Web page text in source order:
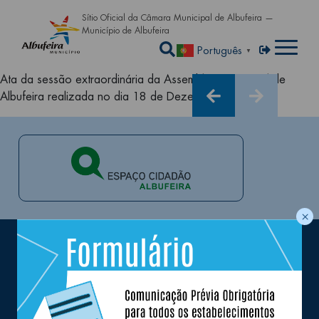
Passar para o conteúdo
Sítio Oficial da Câmara Municipal de Albufeira —
Município de Albufeira
Abrir a caixa de
Português ▼ Menu de
Entrar
Ata da sessão extraordinária da Assembleia Municipal de
Albufeira realizada no dia 18 de Dezembro de 2014
×
Queremos estar próximos de si e prestar
o melhor serviço de informação aos
nossos munícipes e visitantes, subscreva a